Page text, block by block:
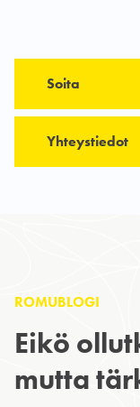
Soita
Yhteystiedot
ROMUBLOGI
Eikö
mutta